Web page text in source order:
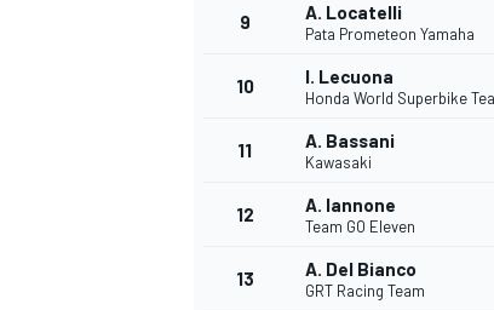
FÓRMULA E
9 A. Locatelli
Pata Prometeon Yamaha
10 I. Lecuona
Honda World Superbike
11 A. Bassani
Kawasaki
12 A. Iannone
Team GO Eleven
13 A. Del Bianco
GRT Racing Team